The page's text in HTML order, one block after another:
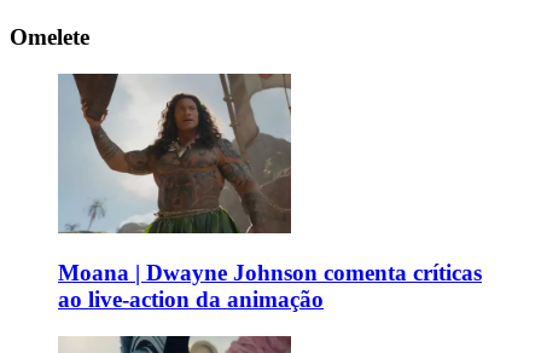
Omelete
Moana | Dwayne Johnson comenta críticas
ao live-action da animação